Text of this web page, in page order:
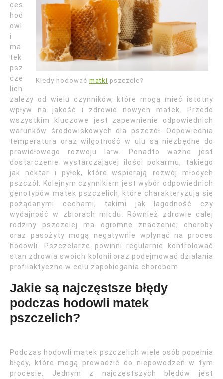
Kiedy hodować matki pszczele?
ces
hod
owl
i
ma
tek
psz
cze
lich
zależy od wielu czynników, które mogą mieć istotny
wpływ na jakość i zdrowie nowych matek. Przede
wszystkim kluczowe jest zapewnienie odpowiednich
warunków środowiskowych dla pszczół. Odpowiednia
temperatura oraz wilgotność w ulu są niezbędne do
prawidłowego rozwoju larw. Ponadto ważne jest
dostarczenie wystarczającej ilości pokarmu, takiego
jak nektar i pyłek, które wspierają rozwój młodych
pszczół. Kolejnym czynnikiem jest wybór odpowiednich
genotypów matek pszczelich, które charakteryzują się
pożądanymi cechami, takimi jak łagodność czy
wydajność w zbiorach miodu. Również zdrowie całej
rodziny pszczelej ma ogromne znaczenie; choroby
oraz pasożyty mogą negatywnie wpłynąć na proces
hodowli. Pszczelarze powinni regularnie kontrolować
stan zdrowia swoich kolonii oraz podejmować działania
profilaktyczne w celu zapobiegania chorobom.
Jakie są najczęstsze błędy
podczas hodowli matek
pszczelich?
Podczas hodowli matek pszczelich wiele osób popełnia
błędy, które mogą prowadzić do niepowodzeń w tym
procesie. Jednym z najczęstszych błędów jest